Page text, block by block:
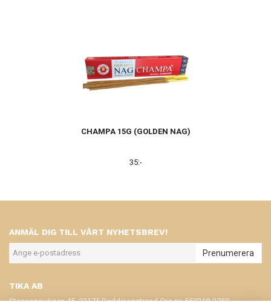
CHAMPA 15G (GOLDEN NAG)
35:-
ANMÄL DIG TILL VÅRT NYHETSBREV!
Prenumerera
TIKA AB